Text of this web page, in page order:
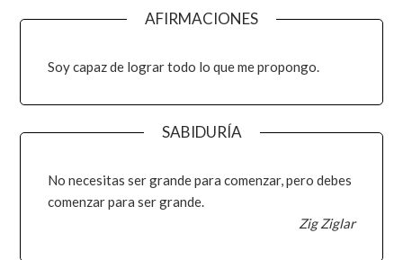
AFIRMACIONES
Soy capaz de lograr todo lo que me propongo.
SABIDURÍA
No necesitas ser grande para comenzar, pero debes
comenzar para ser grande.
Zig Ziglar